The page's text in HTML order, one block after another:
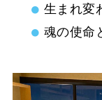
生まれ変
魂の使命